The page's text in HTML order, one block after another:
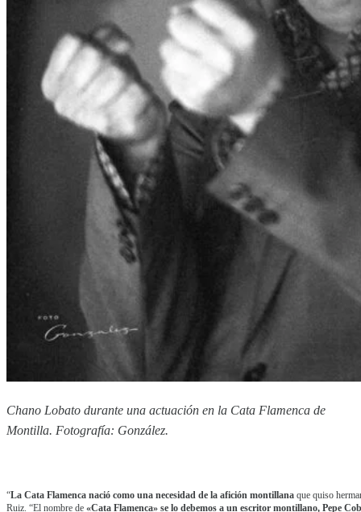
Chano Lobato durante una actuación en la Cata Flamenca de
Montilla. Fotografía: González.
“La Cata Flamenca nació como una necesidad de la afición montillana que quiso
Ruiz. “El nombre de «Cata Flamenca» se lo debemos a un escritor montillano, Pepe